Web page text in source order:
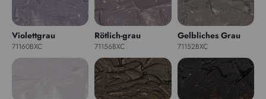
Violettgrau
71160BXC
Rötlich-grau
71156BXC
Gelbliches Grau
71152BXC